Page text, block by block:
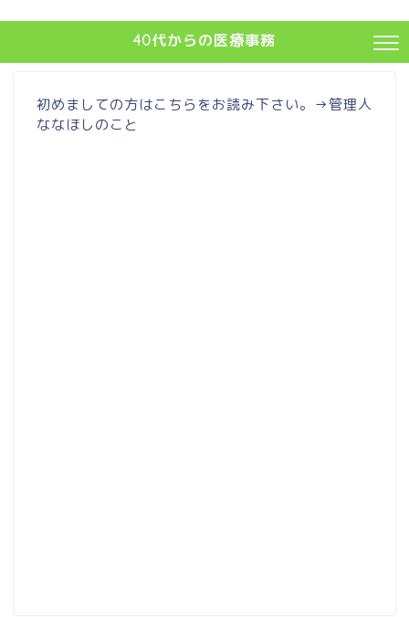
40代からの医療事務
初めましての方はこちらをお読み下さい。→管理人
ななほしのこと